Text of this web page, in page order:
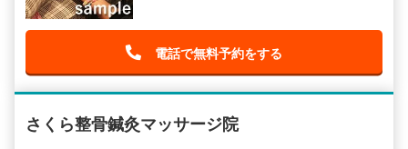
電話で無料予約をする
さくら整骨鍼灸マッサージ院